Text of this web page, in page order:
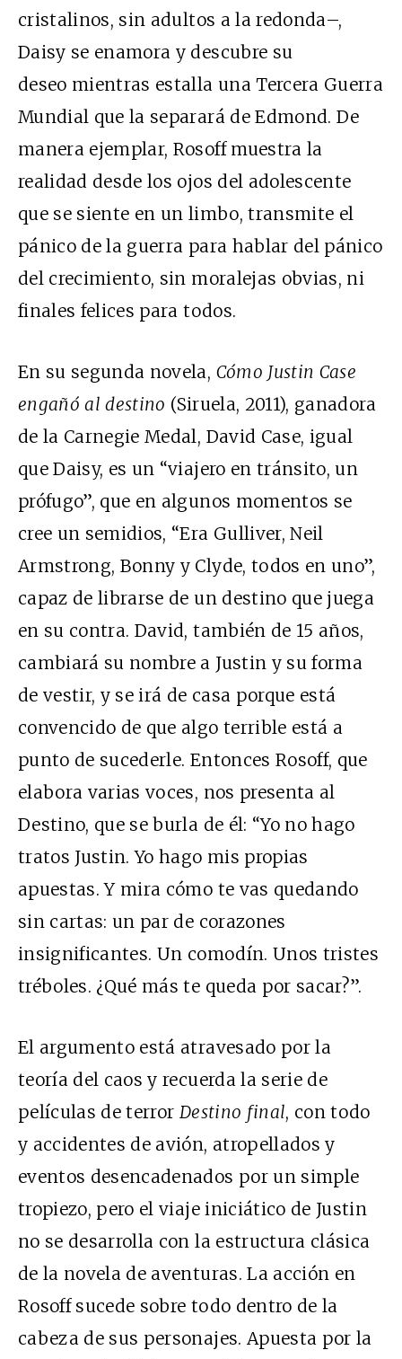
cristalinos, sin adultos a la redonda–,
Daisy se enamora y descubre su
deseo mientras estalla una Tercera Guerra
Mundial que la separará de Edmond. De
manera ejemplar, Rosoff muestra la
realidad desde los ojos del adolescente
que se siente en un limbo, transmite el
pánico de la guerra para hablar del pánico
del crecimiento, sin moralejas obvias, ni
finales felices para todos.
En su segunda novela, Cómo Justin Case
engañó al destino (Siruela, 2011), ganadora
de la Carnegie Medal, David Case, igual
que Daisy, es un “viajero en tránsito, un
prófugo”, que en algunos momentos se
cree un semidios, “Era Gulliver, Neil
Armstrong, Bonny y Clyde, todos en uno”,
capaz de librarse de un destino que juega
en su contra. David, también de 15 años,
cambiará su nombre a Justin y su forma
de vestir, y se irá de casa porque está
convencido de que algo terrible está a
punto de sucederle. Entonces Rosoff, que
elabora varias voces, nos presenta al
Destino, que se burla de él: “Yo no hago
tratos Justin. Yo hago mis propias
apuestas. Y mira cómo te vas quedando
sin cartas: un par de corazones
insignificantes. Un comodín. Unos tristes
tréboles. ¿Qué más te queda por sacar?”.
El argumento está atravesado por la
teoría del caos y recuerda la serie de
películas de terror Destino final, con todo
y accidentes de avión, atropellados y
eventos desencadenados por un simple
tropiezo, pero el viaje iniciático de Justin
no se desarrolla con la estructura clásica
de la novela de aventuras. La acción en
Rosoff sucede sobre todo dentro de la
cabeza de sus personajes. Apuesta por la